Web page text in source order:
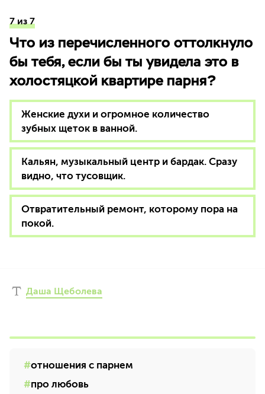
7 из 7
Что из перечисленного оттолкнуло
бы тебя, если бы ты увидела это в
холостяцкой квартире парня?
Женские духи и огромное количество
зубных щеток в ванной.
Кальян, музыкальный центр и бардак. Сразу
видно, что тусовщик.
Отвратительный ремонт, которому пора на
покой.
Даша Щеболева
отношения с парнем
про любовь